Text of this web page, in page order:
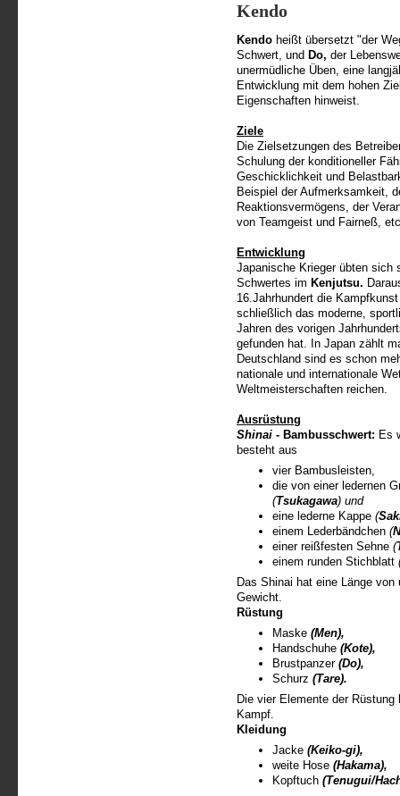
Kendo
Kendo heißt übersetzt "der
Schwert, und Do, der
unermüdliche Üben, eine
Entwicklung mit dem hohen
Eigenschaften hinweist.
Ziele
Die Zielsetzungen des
Schulung der konditioneller
Geschicklichkeit und
Beispiel der Aufmerksamkeit,
Reaktionsvermögens, der
von Teamgeist und Fairneß,
Entwicklung
Japanische Krieger übten sich
Schwertes im Kenjutsu.
16.Jahrhundert die
schließlich das moderne,
Jahren des vorigen
gefunden hat. In Japan zählt
Deutschland sind es schon
nationale und internationale
Weltmeisterschaften reichen.
Ausrüstung
Shinai - Bambusschwert: Es
besteht aus
vier Bambusleisten,
die von einer ledernen
(Tsukagawa) und
eine lederne Kappe (
einem Lederbändchen (
einer reißfesten Sehne (
einem runden Stichblatt
Das Shinai hat eine Länge
Gewicht.
Rüstung
Maske (Men),
Handschuhe (Kote),
Brustpanzer (Do),
Schurz (Tare).
Die vier Elemente der
Kampf.
Kleidung
Jacke (Keiko-gi),
weite Hose (Hakama),
Kopftuch (Tenugui/